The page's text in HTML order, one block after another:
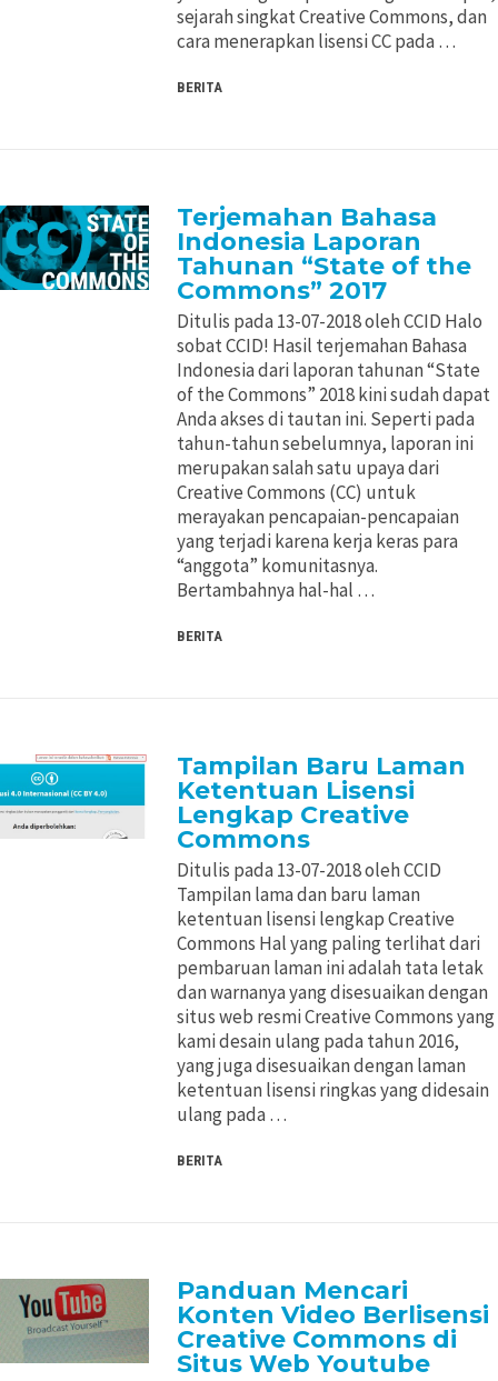
sejarah singkat Creative Commons, dan
cara menerapkan lisensi CC pada …
BERITA
Terjemahan Bahasa
Indonesia Laporan
Tahunan “State of the
Commons” 2017
Ditulis pada 13-07-2018 oleh CCID Halo
sobat CCID! Hasil terjemahan Bahasa
Indonesia dari laporan tahunan “State
of the Commons” 2018 kini sudah dapat
Anda akses di tautan ini. Seperti pada
tahun-tahun sebelumnya, laporan ini
merupakan salah satu upaya dari
Creative Commons (CC) untuk
merayakan pencapaian-pencapaian
yang terjadi karena kerja keras para
“anggota” komunitasnya.
Bertambahnya hal-hal …
BERITA
Tampilan Baru Laman
Ketentuan Lisensi
Lengkap Creative
Commons
Ditulis pada 13-07-2018 oleh CCID
Tampilan lama dan baru laman
ketentuan lisensi lengkap Creative
Commons Hal yang paling terlihat dari
pembaruan laman ini adalah tata letak
dan warnanya yang disesuaikan dengan
situs web resmi Creative Commons yang
kami desain ulang pada tahun 2016,
yang juga disesuaikan dengan laman
ketentuan lisensi ringkas yang didesain
ulang pada …
BERITA
Panduan Mencari
Konten Video Berlisensi
Creative Commons di
Situs Web Youtube